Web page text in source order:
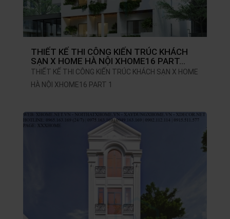
THIẾT KẾ THI CÔNG KIẾN TRÚC KHÁCH
SẠN X HOME HÀ NỘI XHOME16 PART…
THIẾT KẾ THI CÔNG KIẾN TRÚC KHÁCH SẠN X HOME
HÀ NỘI XHOME16 PART 1